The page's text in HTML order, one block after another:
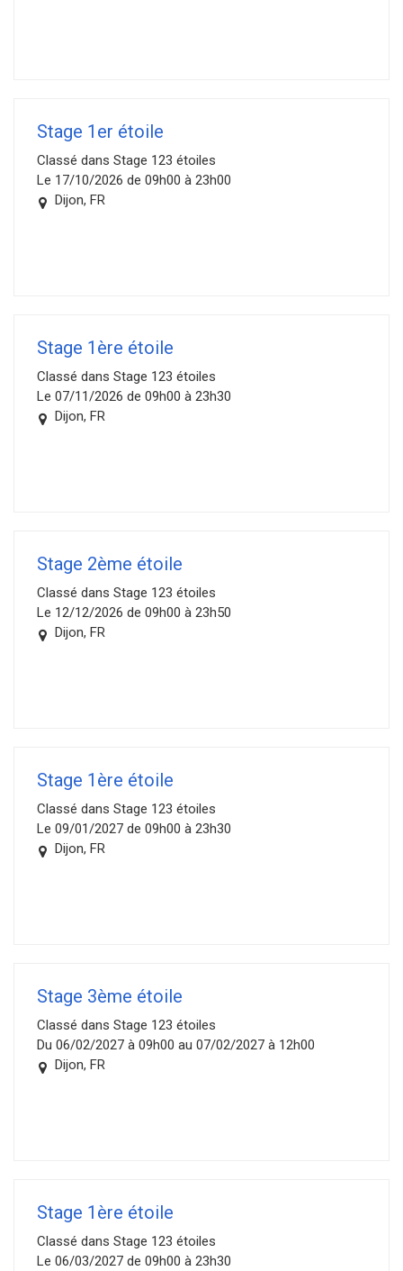
Stage 1er étoile
Classé dans Stage 123 étoiles
Le 17/10/2026 de 09h00 à 23h00
Dijon, FR
Stage 1ère étoile
Classé dans Stage 123 étoiles
Le 07/11/2026 de 09h00 à 23h30
Dijon, FR
Stage 2ème étoile
Classé dans Stage 123 étoiles
Le 12/12/2026 de 09h00 à 23h50
Dijon, FR
Stage 1ère étoile
Classé dans Stage 123 étoiles
Le 09/01/2027 de 09h00 à 23h30
Dijon, FR
Stage 3ème étoile
Classé dans Stage 123 étoiles
Du 06/02/2027 à 09h00 au 07/02/2027 à 12h00
Dijon, FR
Stage 1ère étoile
Classé dans Stage 123 étoiles
Le 06/03/2027 de 09h00 à 23h30